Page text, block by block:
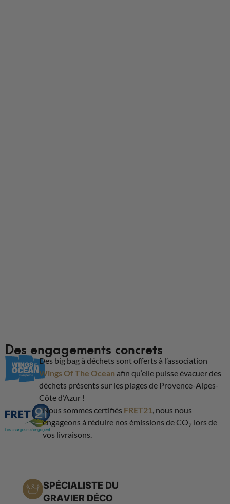
Des engagements concrets
Des big bag à déchets sont offerts à l’association
Wings Of The Ocean afin qu’elle puisse évacuer des
déchets présents sur les plages de Provence-Alpes-
Côte d’Azur !
Nous sommes certifiés FRET21 , nous nous
engageons à réduire nos émissions de CO2 lors de
vos livraisons.
SPÉCIALISTE DU
GRAVIER DÉCO